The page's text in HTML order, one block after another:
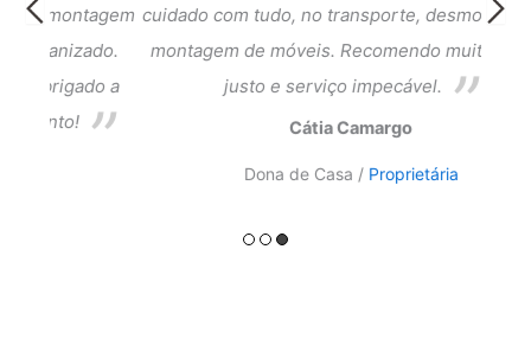
cuidado com tudo, no transporte, desmontagem e
montagem de móveis. Recomendo muito, preço
justo e serviço impecável.
Cátia Camargo
Dona de Casa /Proprietária